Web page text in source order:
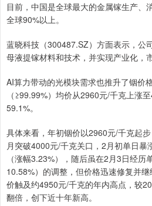
目前，中国是全球最大的金属镓生产、
全球90%以上。
蓝晓科技（300487.SZ）方面表示，公
母液提镓材料和技术，并实现产业化，
AI算力带动的光模块需求也推升了铟价
（≥99.99%）均价从2960元/千克上涨
59.1%。
具体来看，年初铟价以2960元/千克起
月突破4000元/千克关口，2月初单日
（涨幅3.23%），随后虽在2月3日经历
10.58%）的调整，但价格迅速修复并
价触及约4950元/千克的年内高点，较
翻倍，创下近十年新高。